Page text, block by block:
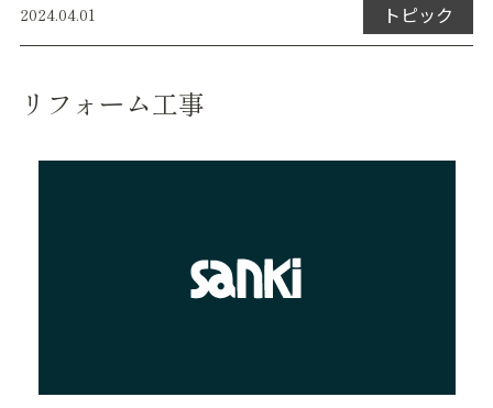
2024.04.01 トピック
リフォーム工事